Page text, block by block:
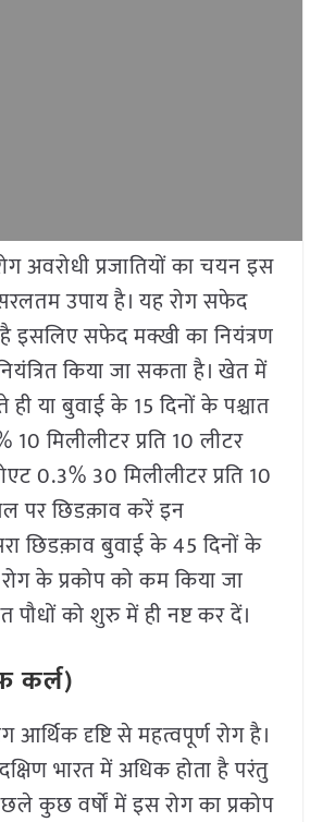
अवरोधी प्रजातियों का चयन इस
उपाय है। यह रोग सफेद
है इसलिए सफेद मक्खी का नियंत्रण
किया जा सकता है। खेत में
या बुवाई के 15 दिनों के पश्चात
10 मिलीलीटर प्रति 10 लीटर
0.3% 30 मिलीलीटर प्रति 10
पर छिडक़ाव करें इन
छिडक़ाव बुवाई के 45 दिनों के
के प्रकोप को कम किया जा
पौधों को शुरु में ही नष्ट कर दें।
कर्ल)
दृष्टि से महत्वपूर्ण रोग है।
भारत में अधिक होता है परंतु
कुछ वर्षों में इस रोग का प्रकोप